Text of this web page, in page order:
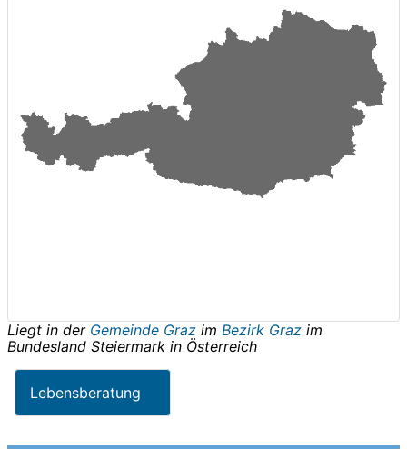
Liegt in der Gemeinde Graz im Bezirk Graz im
Bundesland Steiermark in Österreich
Lebensberatung